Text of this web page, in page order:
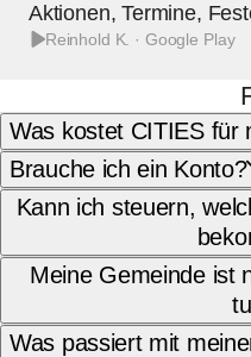
Aktionen, Termine,
Reinhold K. · Google Play
Was kostet CITIES für
Brauche ich ein Konto?
Kann ich steuern,
Meine Gemeinde ist
Was passiert mit